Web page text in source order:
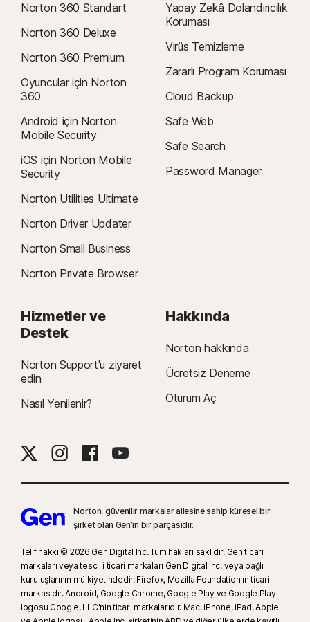
Norton 360 Standart
Norton 360 Deluxe
Norton 360 Premium
Oyuncular için Norton
360
Android için Norton
Mobile Security
iOS için Norton Mobile
Security
Norton Utilities Ultimate
Norton Driver Updater
Norton Small Business
Norton Private Browser
Yapay Zekâ Dolandırıcılık
Koruması
Virüs Temizleme
Zararlı Program Koruması
Cloud Backup
Safe Web
Safe Search
Password Manager
Hizmetler ve
Destek
Norton Support'u ziyaret
edin
Nasıl Yenilenir?
Hakkında
Norton hakkında
Ücretsiz Deneme
Oturum Aç
Norton, güvenilir markalar ailesine sahip küresel bir
şirket olan Gen’in bir parçasıdır.
Telif hakkı © 2026 Gen Digital Inc. Tüm hakları saklıdır. Gen ticari
markaları veya tescilli ticari markaları Gen Digital Inc. veya bağlı
kuruluşlarının mülkiyetindedir. Firefox, Mozilla Foundation'ın ticari
markasıdır. Android, Google Chrome, Google Play ve Google Play
logosu Google, LLC'nin ticari markalarıdır. Mac, iPhone, iPad, Apple